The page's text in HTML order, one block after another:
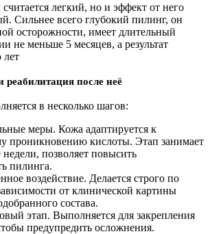
легкий, но и эффект от него
Сильнее всего глубокий пилинг, он
осторожности, имеет длительный
не меньше 5 месяцев, а результат
лет
после неё
в несколько шагов:
меры. Кожа адаптируется к
проникновению кислоты. Этап занимает
недели, позволяет повысить
пилинга.
воздействие. Делается строго по
от клинической картины
состава.
этап. Выполняется для закрепления
предупредить осложнения.